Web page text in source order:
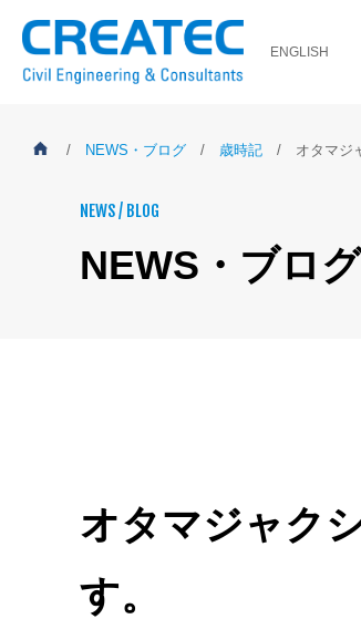
ENGLISH
/ NEWS・ブログ / 歳時記 / オタマジ
NEWS / BLOG
NEWS・ブログ
オタマジャク
す。